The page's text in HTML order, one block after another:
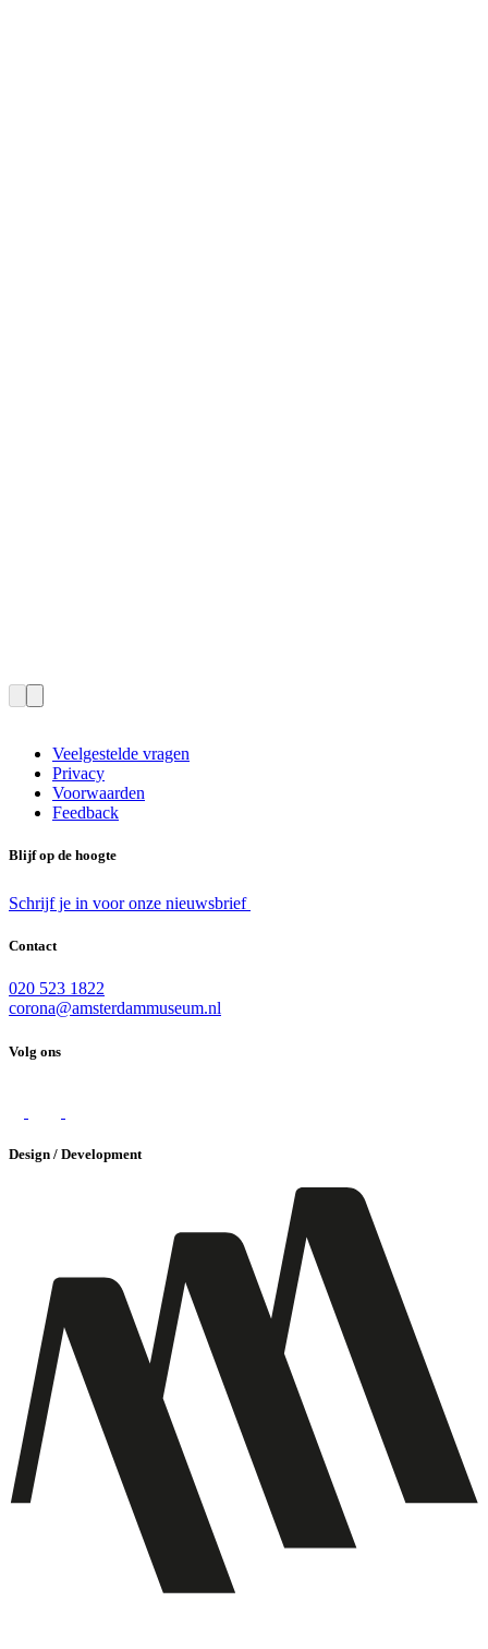
Veelgestelde vragen
Privacy
Voorwaarden
Feedback
Blijf op de hoogte
Schrijf je in voor onze nieuwsbrief
Contact
020 523 1822
corona@amsterdammuseum.nl
Volg ons
Design / Development